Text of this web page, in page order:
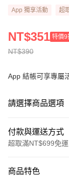
App 獨享活動 超
NT$390
NT$351 特價9
App 結帳可享專屬
請選擇商品選項
付款與運送方式
超取滿NT$699免運
信用卡一次付款
商品特色